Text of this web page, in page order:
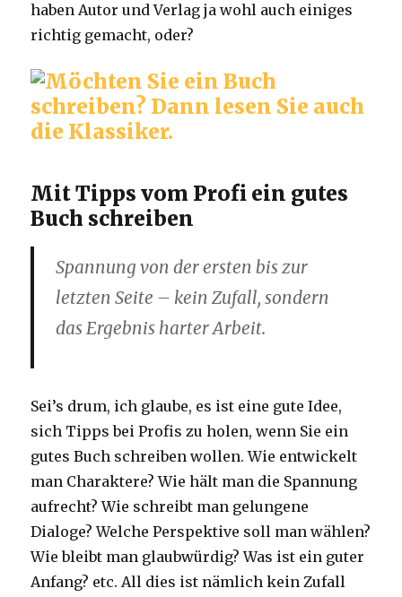
haben Autor und Verlag ja wohl auch einiges
richtig gemacht, oder?
Mit Tipps vom Profi ein gutes
Buch schreiben
Spannung von der ersten bis zur
letzten Seite – kein Zufall, sondern
das Ergebnis harter Arbeit.
Sei’s drum, ich glaube, es ist eine gute Idee,
sich Tipps bei Profis zu holen, wenn Sie ein
gutes Buch schreiben wollen. Wie entwickelt
man Charaktere? Wie hält man die Spannung
aufrecht? Wie schreibt man gelungene
Dialoge? Welche Perspektive soll man wählen?
Wie bleibt man glaubwürdig? Was ist ein guter
Anfang? etc. All dies ist nämlich kein Zufall